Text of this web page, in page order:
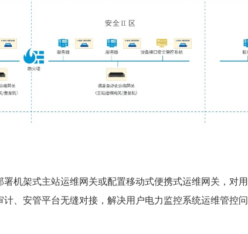
署机架式主站运维网关或配置移动式便携式运维网关，对
、安管平台无缝对接，解决用户电力监控系统运维管控